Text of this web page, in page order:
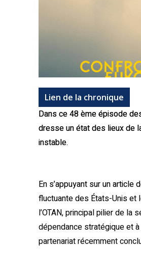
Lien de la chronique
Dans ce 48 ème épisode
dresse un état des lieux de
instable.
En s’appuyant sur un
fluctuante des États-Unis et
l’OTAN, principal pilier de la
dépendance stratégique et
partenariat récemment